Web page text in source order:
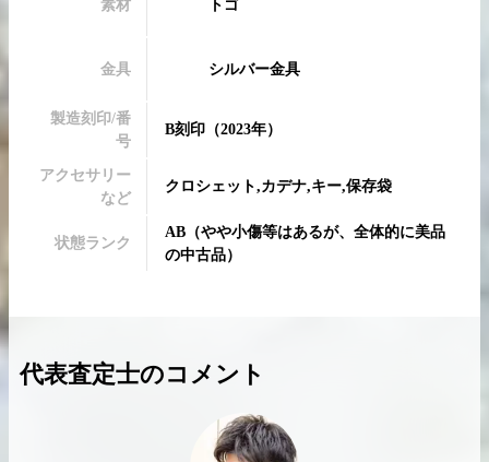
希少なリザード素材のバーキンの買取価格や
素材 トゴ
金具 シルバー金具
製造刻印/番
号
B刻印 （2023年）
アクセサリー
など
クロシェット,カデナ,キー,保存袋
状態ランク
AB （やや小傷等はあるが、全体的に美品
の中古品）
代表査定士のコメント